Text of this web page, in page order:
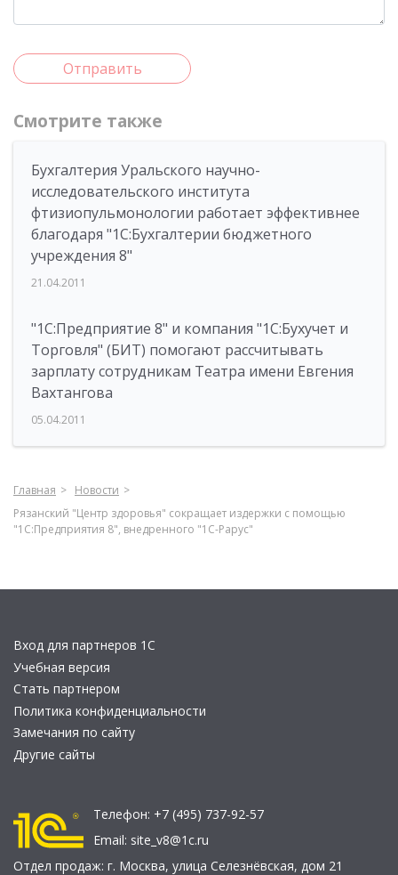
Отправить
Смотрите также
Бухгалтерия Уральского научно-
исследовательского института
фтизиопульмонологии работает эффективнее
благодаря "1С:Бухгалтерии бюджетного
учреждения 8"
21.04.2011
"1С:Предприятие 8" и компания "1С:Бухучет и
Торговля" (БИТ) помогают рассчитывать
зарплату сотрудникам Театра имени Евгения
Вахтангова
05.04.2011
Главная
Новости
Рязанский "Центр здоровья" сокращает издержки с помощью
"1С:Предприятия 8", внедренного "1С-Рарус"
Вход для партнеров 1С
Учебная версия
Стать партнером
Политика конфиденциальности
Замечания по сайту
Другие сайты
Телефон: +7 (495) 737-92-57
Email: site_v8@1c.ru
Отдел продаж: г. Москва, улица Селезнёвская, дом 21